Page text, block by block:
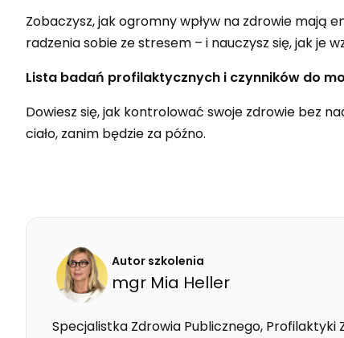
Zobaczysz, jak ogromny wpływ na zdrowie mają
radzenia sobie ze stresem – i nauczysz się, jak je
Lista badań profilaktycznych i czynników do
Dowiesz się, jak kontrolować swoje zdrowie bez
ciało, zanim będzie za późno.
Autor szkolenia
mgr Mia Heller
Specjalistka Zdrowia Publicznego,